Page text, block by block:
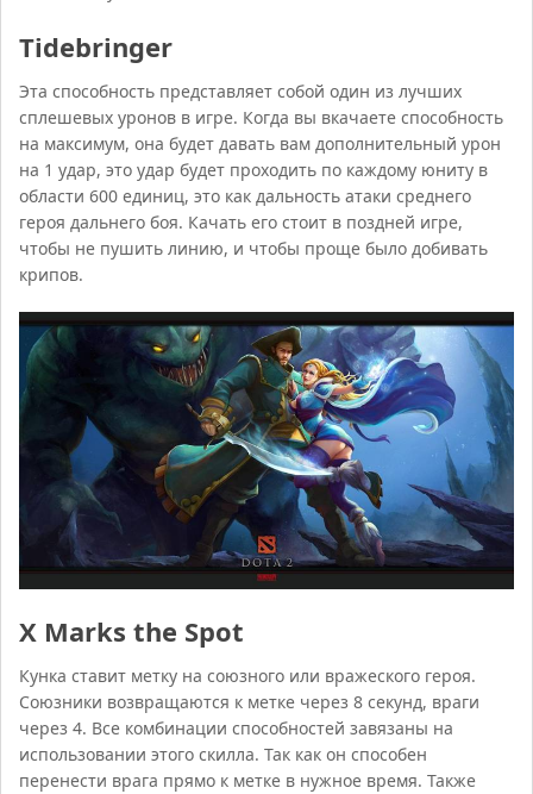
Tidebringer
Эта способность представляет собой один из лучших
сплешевых уронов в игре. Когда вы вкачаете способность
на максимум, она будет давать вам дополнительный урон
на 1 удар, это удар будет проходить по каждому юниту в
области 600 единиц, это как дальность атаки среднего
героя дальнего боя. Качать его стоит в поздней игре,
чтобы не пушить линию, и чтобы проще было добивать
крипов.
X Marks the Spot
Кунка ставит метку на союзного или вражеского героя.
Союзники возвращаются к метке через 8 секунд, враги
через 4. Все комбинации способностей завязаны на
использовании этого скилла. Так как он способен
перенести врага прямо к метке в нужное время. Также